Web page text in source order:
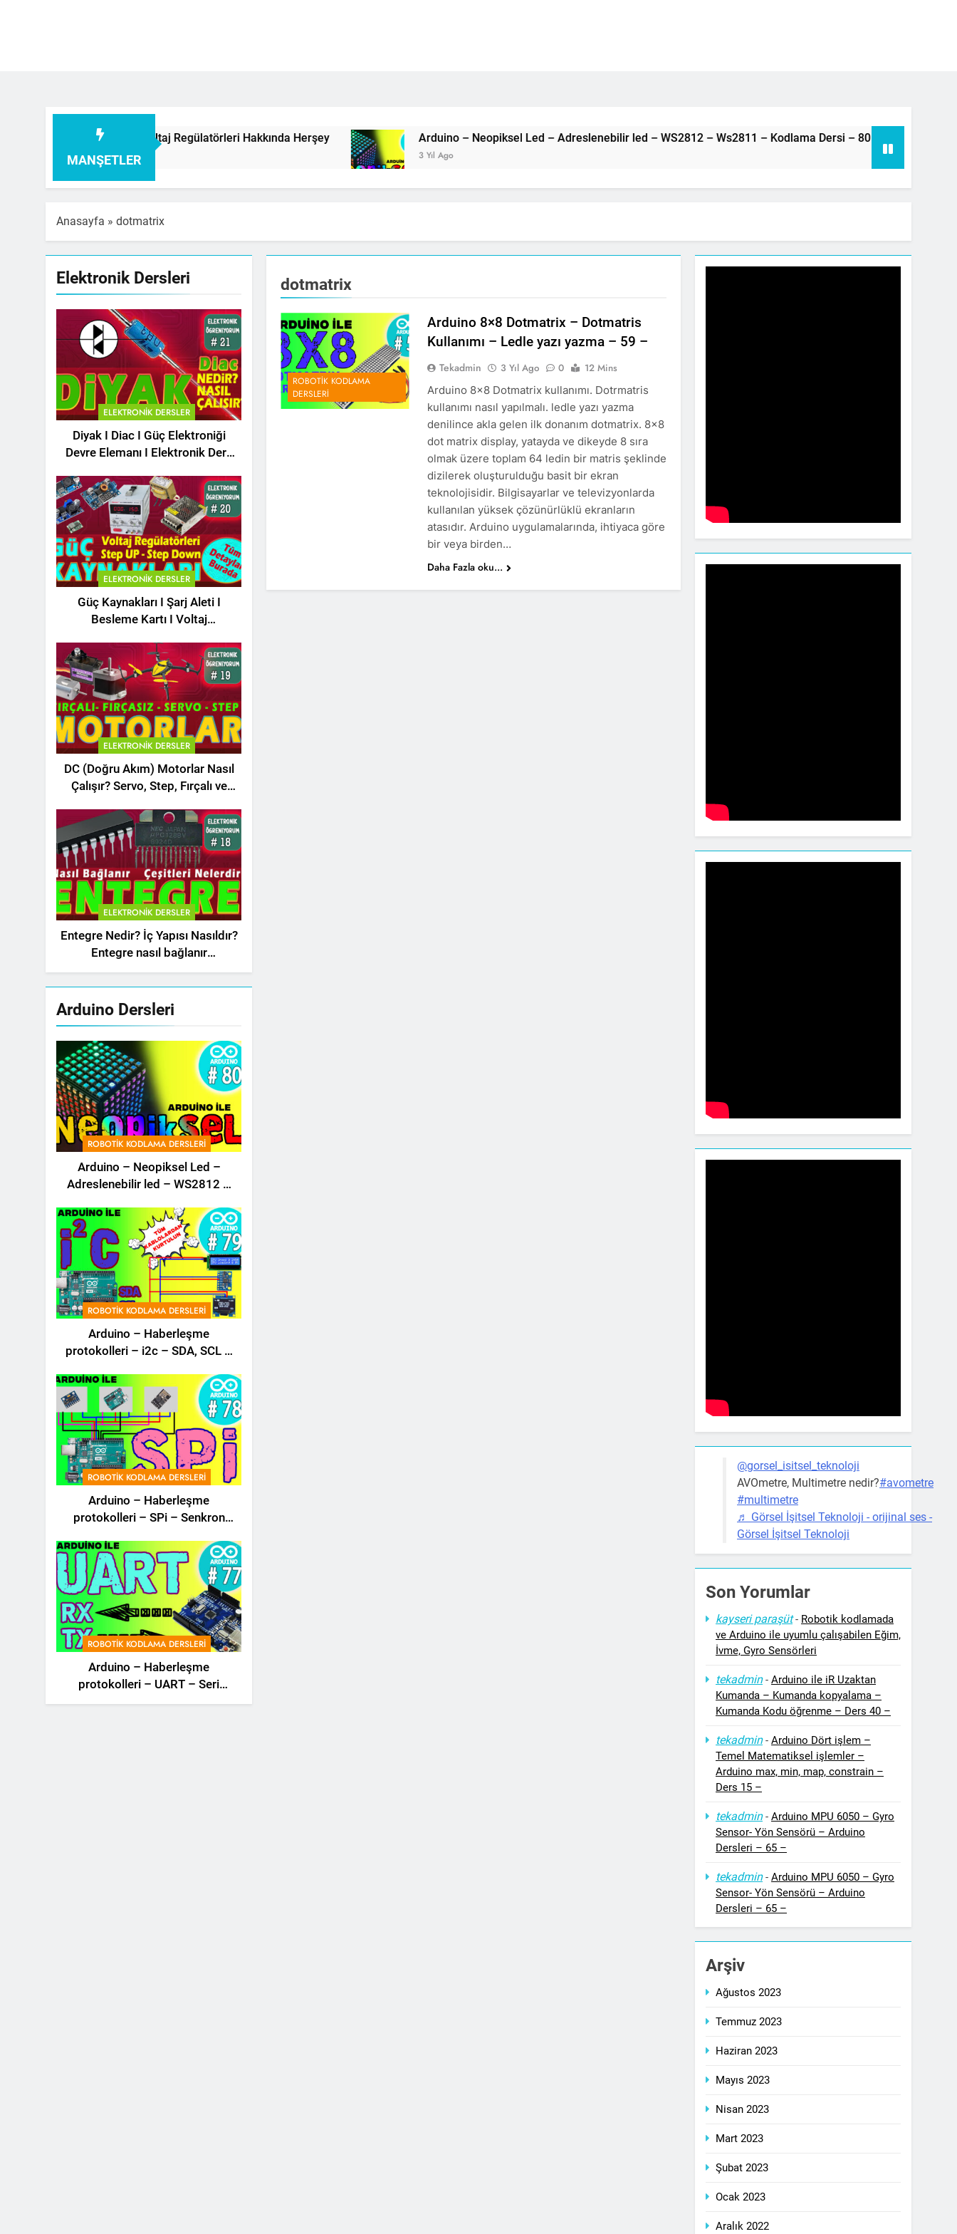
MANŞETLER
Kartı I Voltaj Regülatörleri Hakkında Herşey Arduino – Neopiksel Led – Adreslenebilir led – WS2812 – Ws2811 – Kodlama Dersi – 80 –
3 Yıl Ago 3 Yıl Ago
Anasayfa » dotmatrix
Elektronik Dersleri
ELEKTRONIK DERSLER
Diyak I Diac I Güç Elektroniği
Devre Elemanı I Elektronik Ders
ELEKTRONIK DERSLER
Güç Kaynakları I Şarj Aleti I
Besleme Kartı I Voltaj
ELEKTRONIK DERSLER
DC (Doğru Akım) Motorlar Nasıl
Çalışır? Servo, Step, Fırçalı ve
ELEKTRONIK DERSLER
Entegre Nedir? İç Yapısı Nasıldır?
Entegre nasıl bağlanır
(Integrated Circuit – IC)
Arduino Dersleri
ROBOTIK KODLAMA DERSLERI
Arduino – Neopiksel Led –
Adreslenebilir led – WS2812 –
ROBOTIK KODLAMA DERSLERI
Arduino – Haberleşme
protokolleri – i2c – SDA, SCL –
ROBOTIK KODLAMA DERSLERI
Arduino – Haberleşme
protokolleri – SPi – Senkron
78 –
ROBOTIK KODLAMA DERSLERI
Arduino – Haberleşme
protokolleri – UART – Seri
haberleşme – i2C – SPi –
dotmatrix
ROBOTIK KODLAMA
DERSLERI
Arduino 8×8 Dotmatrix – Dotmatris
Kullanımı – Ledle yazı yazma – 59 –
Tekadmin 3 Yıl Ago 0
12 Mins
Arduino 8×8 Dotmatrix kullanımı. Dotrmatris
kullanımı nasıl yapılmalı. ledle yazı yazma
denilince akla gelen ilk donanım dotmatrix. 8×8
dot matrix display, yatayda ve dikeyde 8 sıra
olmak üzere toplam 64 ledin bir matris şeklinde
dizilerek oluşturulduğu basit bir ekran
teknolojisidir. Bilgisayarlar ve televizyonlarda
kullanılan yüksek çözünürlüklü ekranların
atasıdır. Arduino uygulamalarında, ihtiyaca göre
bir veya birden…
Daha Fazla oku...
@gorsel_isitsel_teknoloji
AVOmetre, Multimetre nedir?#avometre
#multimetre
♬ Görsel İşitsel Teknoloji - orijinal ses -
Görsel İşitsel Teknoloji
Son Yorumlar
kayseri paraşüt- Robotik kodlamada
ve Arduino ile uyumlu çalışabilen Eğim,
İvme, Gyro Sensörleri
tekadmin- Arduino ile iR Uzaktan
Kumanda – Kumanda kopyalama –
Kumanda Kodu öğrenme – Ders 40 –
tekadmin- Arduino Dört işlem –
Temel Matematiksel işlemler –
Arduino max, min, map, constrain –
Ders 15 –
tekadmin- Arduino MPU 6050 – Gyro
Sensor- Yön Sensörü – Arduino
Dersleri – 65 –
tekadmin- Arduino MPU 6050 – Gyro
Sensor- Yön Sensörü – Arduino
Dersleri – 65 –
Arşiv
Ağustos 2023
Temmuz 2023
Haziran 2023
Mayıs 2023
Nisan 2023
Mart 2023
Şubat 2023
Ocak 2023
Aralık 2022